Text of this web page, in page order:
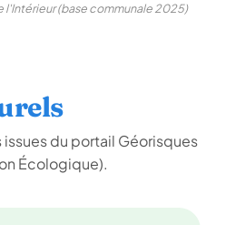
l'Intérieur (base communale 2025)
du portail Géorisques
Écologique).